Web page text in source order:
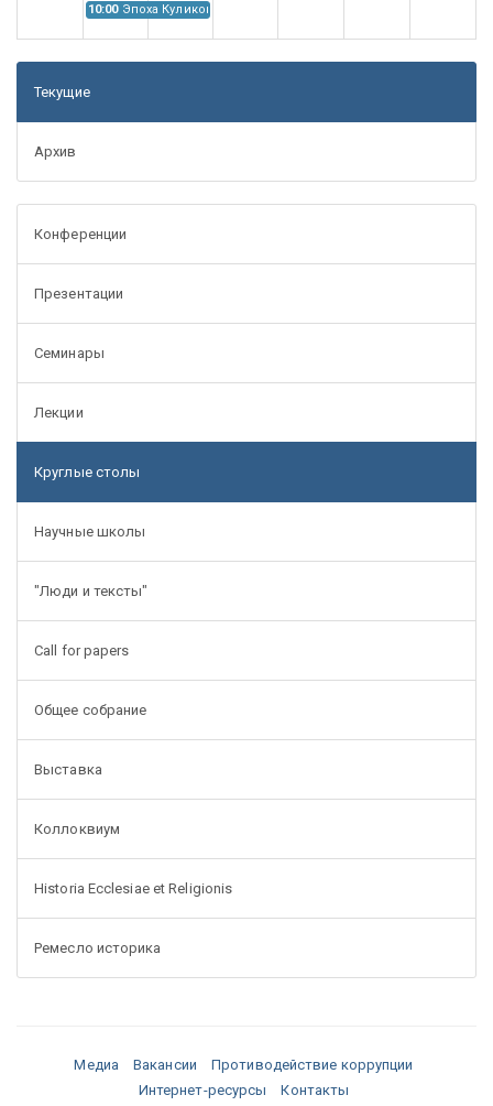
10:00 Эпоха Куликовской битвы: Проблемы источниковедения
Текущие
Архив
Конференции
Презентации
Семинары
Лекции
Круглые столы
Научные школы
"Люди и тексты"
Call for papers
Общее собрание
Выставка
Коллоквиум
Historia Ecclesiae et Religionis
Ремесло историка
Медиа Вакансии
Противодействие коррупции
Интернет-ресурсы
Контакты